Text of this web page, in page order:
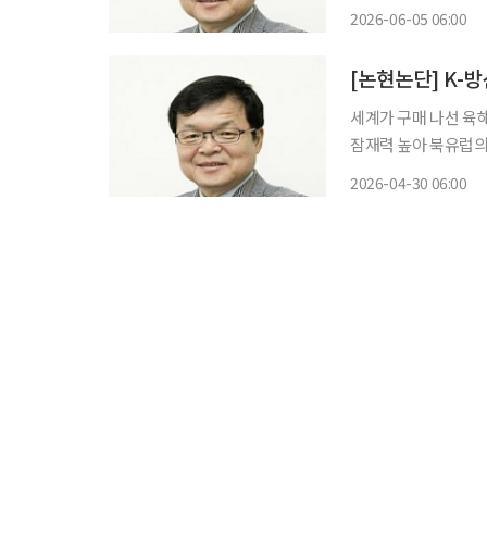
2026-06-05 06:00
[논현논단] K-
세계가 구매 나선 육
잠재력 높아 북유럽의 핀란드는 러시아와 1000km 이상 국경선을 맞대고 있다. 그런데 2022
2026-04-30 06:00